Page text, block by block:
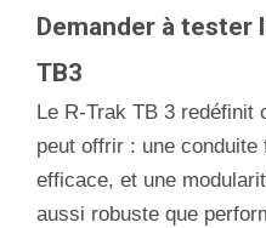
Demander à tester
TB3
Le R-Trak TB 3 redéfinit
peut offrir : une conduite
efficace, et une
aussi robuste que